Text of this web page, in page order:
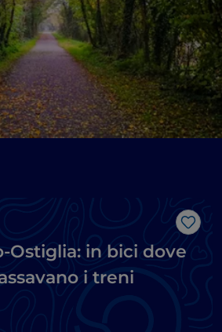
Like
Ostiglia: in bici dove
i treni